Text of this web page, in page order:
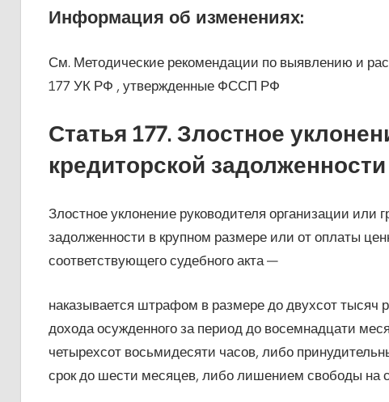
Информация об изменениях:
См. Методические рекомендации по выявлению и
177 УК РФ , утвержденные ФССП РФ
Статья 177. Злостное
кредиторской задолженности
Злостное уклонение руководителя организации или
задолженности в крупном размере или от оплаты
соответствующего судебного акта —
наказывается штрафом в размере до двухсот тысяч
дохода осужденного за период до восемнадцати
четырехсот восьмидесяти часов, либо
срок до шести месяцев, либо лишением свободы на